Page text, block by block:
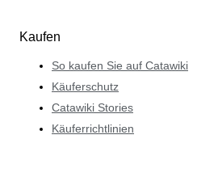
Kaufen
So kaufen Sie auf Catawiki
Käuferschutz
Catawiki Stories
Käuferrichtlinien